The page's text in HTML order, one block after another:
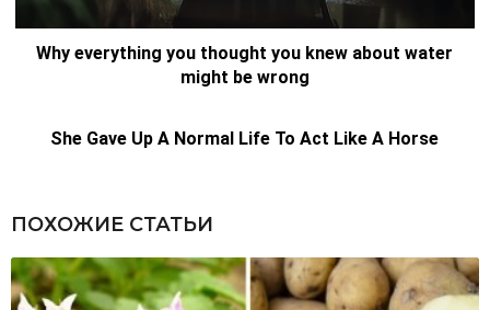
ПОХОЖИЕ СТАТЬИ